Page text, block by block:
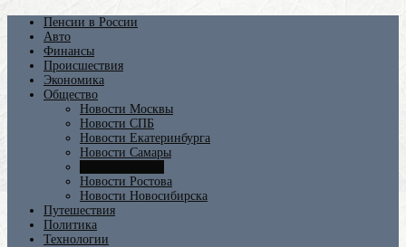
Пенсии в России
Авто
Финансы
Происшествия
Экономика
Общество
Новости Москвы
Новости СПБ
Новости Екатеринбурга
Новости Самары
Новости Ростова
Новости Новосибирска
Путешествия
Политика
Технологии